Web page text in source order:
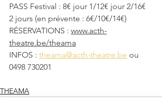
PASS Festival : 8€ jour 1/12€ jour 2/16€
2 jours (en prévente : 6€/10€/14€)
RÉSERVATIONS : www.acth-
theatre.be/theama
INFOS : theama@acth-theatre.be ou
0498 730201
THEAMA